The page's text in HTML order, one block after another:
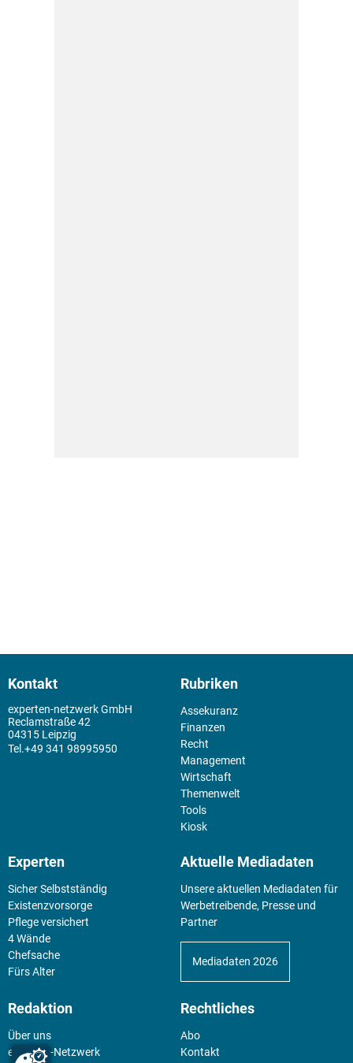
Kontakt
experten-netzwerk GmbH
Reclamstraße 42
04315 Leipzig
+49 341 98995950
Rubriken
Assekuranz
Finanzen
Recht
Management
Wirtschaft
Themenwelt
Tools
Kiosk
Experten
Sicher Selbstständig
Existenz­vorsorge
Pflege versichert
4 Wände
Chefsache
Fürs Alter
Aktuelle Mediadaten
Unsere aktuellen Mediadaten für
Werbetreibende, Presse und
Partner
Mediadaten 2026
Redaktion
Über uns
experten-Netzwerk
Rechtliches
Abo
Kontakt